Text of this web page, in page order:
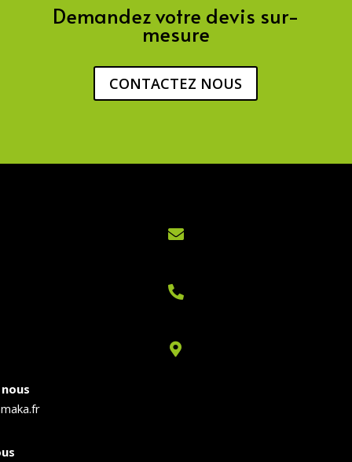
Demandez votre devis sur-
mesure
CONTACTEZ NOUS


